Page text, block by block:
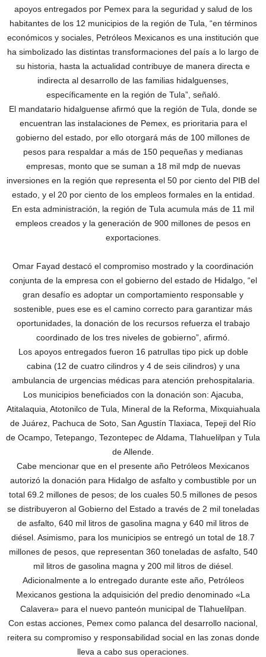
apoyos entregados por Pemex para la seguridad y salud de los
habitantes de los 12 municipios de la región de Tula, “en términos
económicos y sociales, Petróleos Mexicanos es una institución que
ha simbolizado las distintas transformaciones del país a lo largo de
su historia, hasta la actualidad contribuye de manera directa e
indirecta al desarrollo de las familias hidalguenses,
específicamente en la región de Tula”, señaló.
El mandatario hidalguense afirmó que la región de Tula, donde se
encuentran las instalaciones de Pemex, es prioritaria para el
gobierno del estado, por ello otorgará más de 100 millones de
pesos para respaldar a más de 150 pequeñas y medianas
empresas, monto que se suman a 18 mil mdp de nuevas
inversiones en la región que representa el 50 por ciento del PIB del
estado, y el 20 por ciento de los empleos formales en la entidad.
En esta administración, la región de Tula acumula más de 11 mil
empleos creados y la generación de 900 millones de pesos en
exportaciones.
Omar Fayad destacó el compromiso mostrado y la coordinación
conjunta de la empresa con el gobierno del estado de Hidalgo, “el
gran desafío es adoptar un comportamiento responsable y
sostenible, pues ese es el camino correcto para garantizar más
oportunidades, la donación de los recursos refuerza el trabajo
coordinado de los tres niveles de gobierno”, afirmó.
Los apoyos entregados fueron 16 patrullas tipo pick up doble
cabina (12 de cuatro cilindros y 4 de seis cilindros) y una
ambulancia de urgencias médicas para atención prehospitalaria.
Los municipios beneficiados con la donación son: Ajacuba,
Atitalaquia, Atotonilco de Tula, Mineral de la Reforma, Mixquiahuala
de Juárez, Pachuca de Soto, San Agustín Tlaxiaca, Tepeji del Río
de Ocampo, Tetepango, Tezontepec de Aldama, Tlahuelilpan y Tula
de Allende.
Cabe mencionar que en el presente año Petróleos Mexicanos
autorizó la donación para Hidalgo de asfalto y combustible por un
total 69.2 millones de pesos; de los cuales 50.5 millones de pesos
se distribuyeron al Gobierno del Estado a través de 2 mil toneladas
de asfalto, 640 mil litros de gasolina magna y 640 mil litros de
diésel. Asimismo, para los municipios se entregó un total de 18.7
millones de pesos, que representan 360 toneladas de asfalto, 540
mil litros de gasolina magna y 200 mil litros de diésel.
Adicionalmente a lo entregado durante este año, Petróleos
Mexicanos gestiona la adquisición del predio denominado «La
Calavera» para el nuevo panteón municipal de Tlahuelilpan.
Con estas acciones, Pemex como palanca del desarrollo nacional,
reitera su compromiso y responsabilidad social en las zonas donde
lleva a cabo sus operaciones.